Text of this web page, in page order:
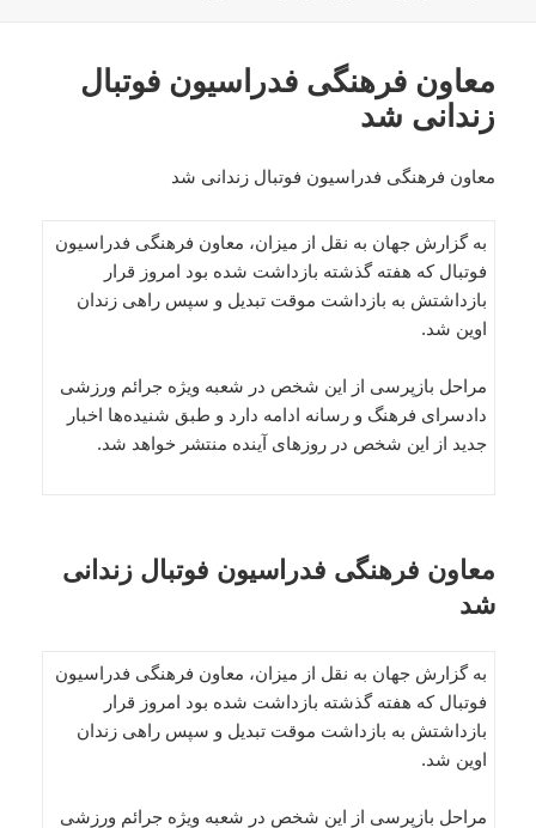
معاون فرهنگی فدراسیون فوتبال
زندانی شد
معاون فرهنگی فدراسیون فوتبال زندانی شد
به گزارش جهان به نقل از میزان، معاون فرهنگی فدراسیون
فوتبال که هفته گذشته بازداشت شده بود امروز قرار
بازداشتش به بازداشت موقت تبدیل و سپس راهی زندان
اوین شد.
مراحل بازپرسی از این شخص در شعبه ویژه جرائم ورزشی
دادسرای فرهنگ و رسانه ادامه دارد و طبق شنیده‌ها اخبار
جدید از این شخص در روزهای آینده منتشر خواهد شد.
معاون فرهنگی فدراسیون فوتبال زندانی
شد
به گزارش جهان به نقل از میزان، معاون فرهنگی فدراسیون
فوتبال که هفته گذشته بازداشت شده بود امروز قرار
بازداشتش به بازداشت موقت تبدیل و سپس راهی زندان
اوین شد.
مراحل بازپرسی از این شخص در شعبه ویژه جرائم ورزشی